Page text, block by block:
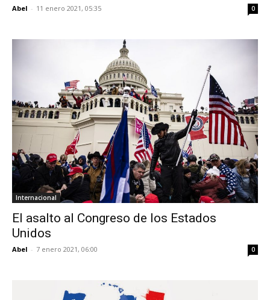
Abel - 11 enero 2021, 05:35 0
Internacional
El asalto al Congreso de los Estados
Unidos
Abel - 7 enero 2021, 06:00 0